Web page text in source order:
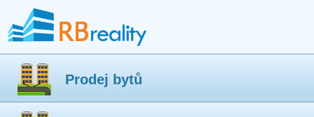
Prodej bytů